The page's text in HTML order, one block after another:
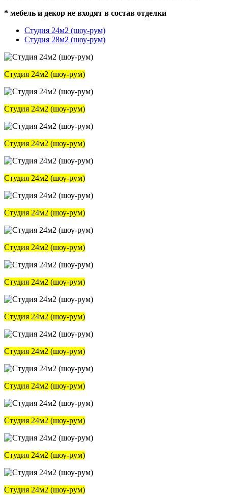
* мебель и декор не входят в состав отделки
Студия 24м2 (шоу-рум)
Студия 28м2 (шоу-рум)
Студия 24м2 (шоу-рум)
Студия 24м2 (шоу-рум)
Студия 24м2 (шоу-рум)
Студия 24м2 (шоу-рум)
Студия 24м2 (шоу-рум)
Студия 24м2 (шоу-рум)
Студия 24м2 (шоу-рум)
Студия 24м2 (шоу-рум)
Студия 24м2 (шоу-рум)
Студия 24м2 (шоу-рум)
Студия 24м2 (шоу-рум)
Студия 24м2 (шоу-рум)
Студия 24м2 (шоу-рум)